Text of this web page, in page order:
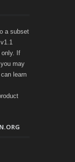
a subset
only. If
may
learn